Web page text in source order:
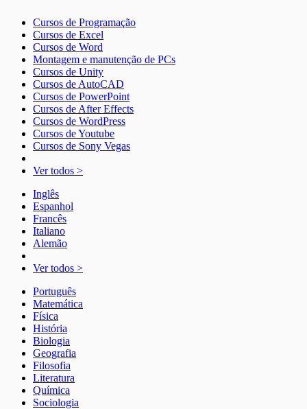
Cursos de Programação
Cursos de Excel
Cursos de Word
Montagem e manutenção de PCs
Cursos de Unity
Cursos de AutoCAD
Cursos de PowerPoint
Cursos de After Effects
Cursos de WordPress
Cursos de Youtube
Cursos de Sony Vegas
Ver todos >
Inglês
Espanhol
Francês
Italiano
Alemão
Ver todos >
Português
Matemática
Física
História
Biologia
Geografia
Filosofia
Literatura
Química
Sociologia